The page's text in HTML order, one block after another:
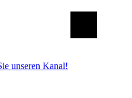
unseren Kanal!